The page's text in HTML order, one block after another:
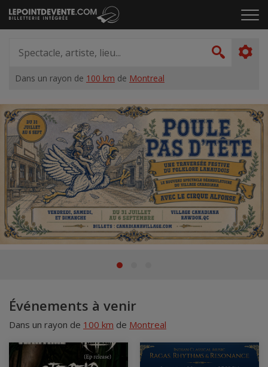
Passer
au
le
artiste,
lieu...
Dans un rayon de 100 km de Montreal
Accueil
Suggestions
Événements à venir
Dans un rayon de 100 km de Montreal